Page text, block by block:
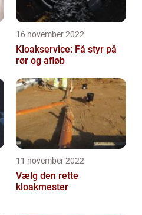
16 november 2022
Kloakservice: Få styr på
rør og afløb
11 november 2022
Vælg den rette
kloakmester